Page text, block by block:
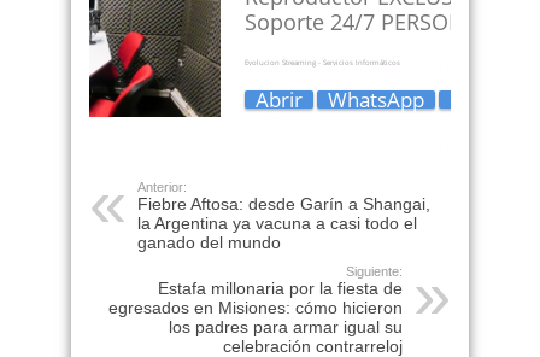
Anterior:
Fiebre Aftosa: desde Garín a Shangai,
la Argentina ya vacuna a casi todo el
ganado del mundo
Siguiente:
Estafa millonaria por la fiesta de
egresados en Misiones: cómo hicieron
los padres para armar igual su
celebración contrarreloj